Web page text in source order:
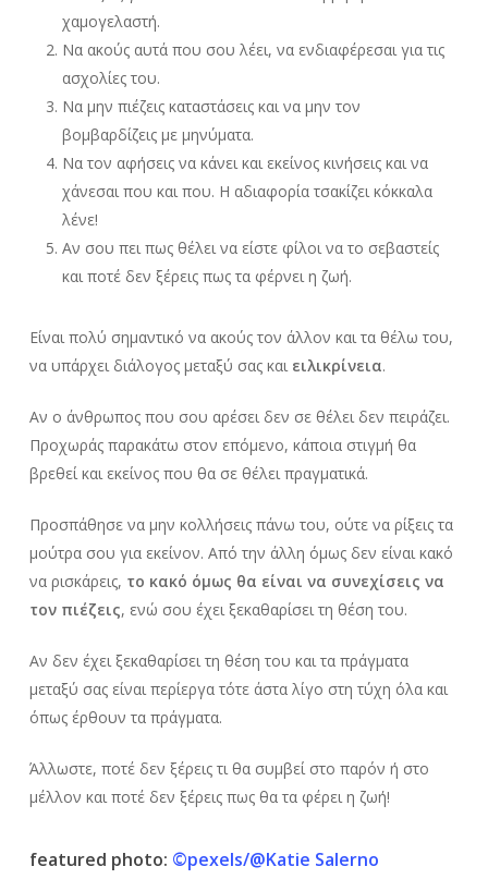
χαμογελαστή.
Να ακούς αυτά που σου λέει, να ενδιαφέρεσαι για τις
ασχολίες του.
Να μην πιέζεις καταστάσεις και να μην τον
βομβαρδίζεις με μηνύματα.
Να τον αφήσεις να κάνει και εκείνος κινήσεις και να
χάνεσαι που και που. Η αδιαφορία τσακίζει κόκκαλα
λένε!
Αν σου πει πως θέλει να είστε φίλοι να το σεβαστείς
και ποτέ δεν ξέρεις πως τα φέρνει η ζωή.
Είναι πολύ σημαντικό να ακούς τον άλλον και τα θέλω του,
να υπάρχει διάλογος μεταξύ σας και ειλικρίνεια.
Αν ο άνθρωπος που σου αρέσει δεν σε θέλει δεν πειράζει.
Προχωράς παρακάτω στον επόμενο, κάποια στιγμή θα
βρεθεί και εκείνος που θα σε θέλει πραγματικά.
Προσπάθησε να μην κολλήσεις πάνω του, ούτε να ρίξεις τα
μούτρα σου για εκείνον. Από την άλλη όμως δεν είναι κακό
να ρισκάρεις, το κακό όμως θα είναι να συνεχίσεις να
τον πιέζεις, ενώ σου έχει ξεκαθαρίσει τη θέση του.
Αν δεν έχει ξεκαθαρίσει τη θέση του και τα πράγματα
μεταξύ σας είναι περίεργα τότε άστα λίγο στη τύχη όλα και
όπως έρθουν τα πράγματα.
Άλλωστε, ποτέ δεν ξέρεις τι θα συμβεί στο παρόν ή στο
μέλλον και ποτέ δεν ξέρεις πως θα τα φέρει η ζωή!
featured photo: ©pexels/@Katie Salerno